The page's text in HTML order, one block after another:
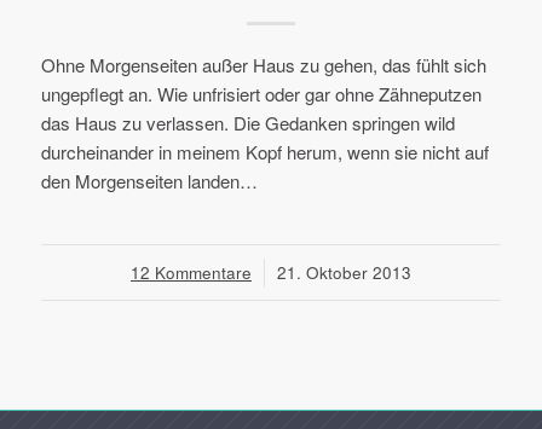
Ohne Morgenseiten außer Haus zu gehen, das fühlt sich
ungepflegt an. Wie unfrisiert oder gar ohne Zähneputzen
das Haus zu verlassen. Die Gedanken springen wild
durcheinander in meinem Kopf herum, wenn sie nicht auf
den Morgenseiten landen…
12 Kommentare
/ 21. Oktober 2013